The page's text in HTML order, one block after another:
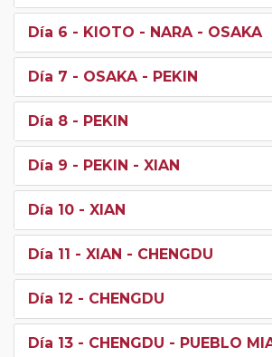
Día 6 - KIOTO - NARA - OSAKA
Día 7 - OSAKA - PEKIN
Día 8 - PEKIN
Día 9 - PEKIN - XIAN
Día 10 - XIAN
Día 11 - XIAN - CHENGDU
Día 12 - CHENGDU
Día 13 - CHENGDU - PUEBLO